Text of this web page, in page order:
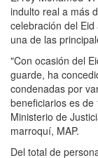
indulto real a más
celebración del
una de las
"Con ocasión del
guarde, ha
condenadas por
beneficiarios es
Ministerio de
marroquí, MAP.
Del total de